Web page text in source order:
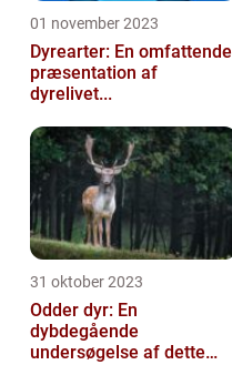
01 november 2023
Dyrearter: En omfattende
præsentation af
dyrelivet...
31 oktober 2023
Odder dyr: En
dybdegående
undersøgelse af dette